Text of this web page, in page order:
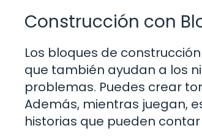
Construcción con
Los bloques de
que también ayudan a los
problemas. Puedes crear
Además, mientras juegan,
historias que pueden